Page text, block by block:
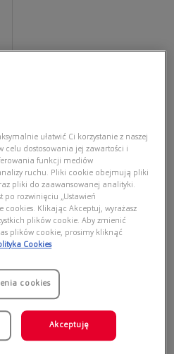
– jak
Ciebie?
tylko modny dodatek, ale przede
oczu przed promieniowaniem UV.
delikatne struktury oka –
– przed szkodliwym działaniem
ułatwić Ci korzystanie z naszej
celu dostosowania jej zawartości i
funkcji mediów
ruchu. Pliki cookie obejmują pliki
pliki do zaawansowanej analityki.
po rozwinięciu „Ustawień
cookies. Klikając Akceptuj, wyrażasz
plików cookie. Aby zmienić
plików cookie, prosimy kliknąć
Cookies
cookies
Akceptuję